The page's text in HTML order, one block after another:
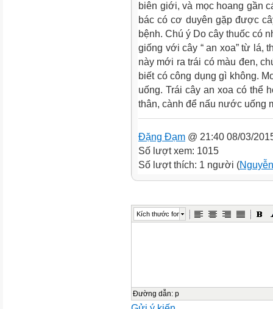
biên giới, và mọc hoang gần
bác có cơ duyên gặp được
bệnh. Chú ý Do cây thuốc có
giống với cây “ an xoa” từ lá,
này mới ra trái có màu đen,
biết có công dụng gì không.
uống. Trái cây an xoa có thể
thân, cành để nấu nước uống
Đặng Đạm @ 21:40 08/03/
Số lượt xem: 1015
Số lượt thích: 1 người (
Kích thước font
Đường dẫn: p